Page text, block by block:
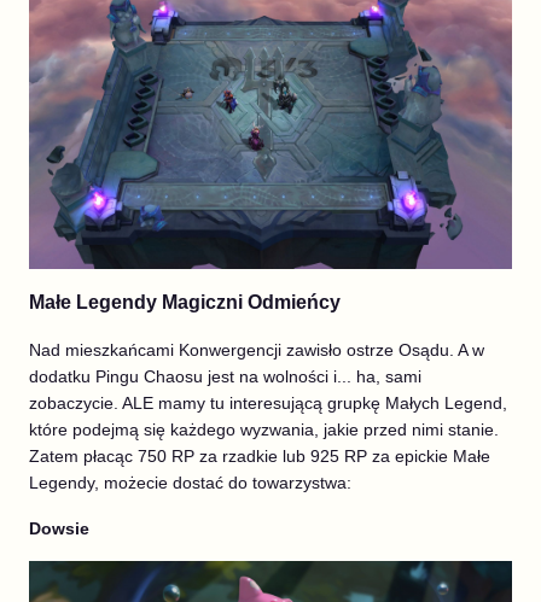
Małe Legendy Magiczni Odmieńcy
Nad mieszkańcami Konwergencji zawisło ostrze Osądu. A w
dodatku Pingu Chaosu jest na wolności i... ha, sami
zobaczycie. ALE mamy tu interesującą grupkę Małych Legend,
które podejmą się każdego wyzwania, jakie przed nimi stanie.
Zatem płacąc 750 RP za rzadkie lub 925 RP za epickie Małe
Legendy, możecie dostać do towarzystwa:
Dowsie